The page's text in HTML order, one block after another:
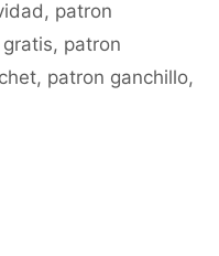
, patron
, patron
, patron ganchillo,